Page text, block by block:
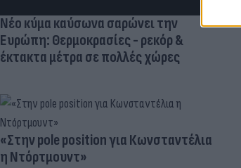
Νέο κύμα καύσωνα σαρώνει την
Ευρώπη: Θερμοκρασίες - ρεκόρ &
έκτακτα μέτρα σε πολλές χώρες
«Στην pole position για Κωνσταντέλια
η Ντόρτμουντ»